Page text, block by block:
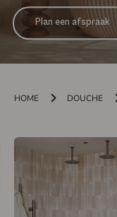
Plan een afspraak
HOME DOUCHE